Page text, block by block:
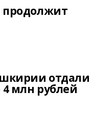
продолжит
отдали
млн рублей